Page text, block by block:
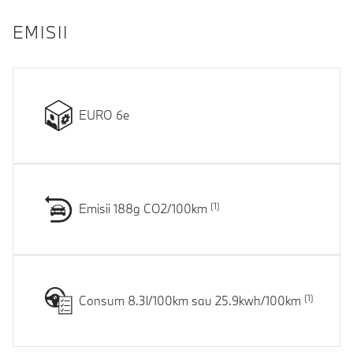
EMISII
EURO 6e
Emisii 188g CO2/100km
Consum 8.3l/100km sau 25.9kwh/100km